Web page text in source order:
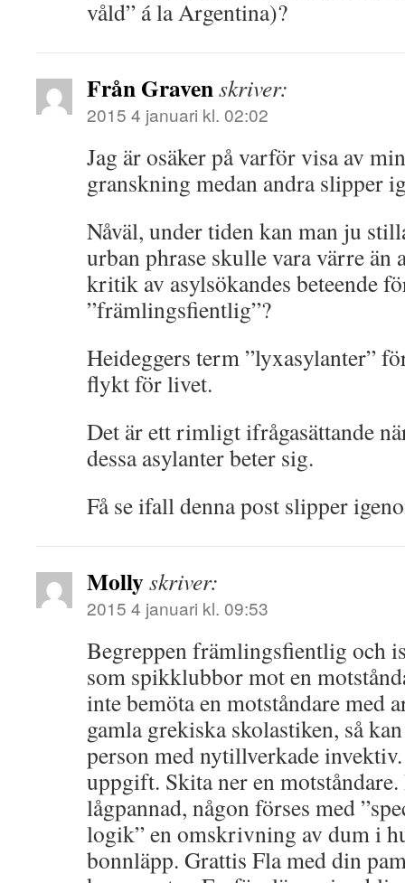
våld” á la Argentina)?
Från Gravenskriver:
2015 4 januari kl. 02:02
Jag är osäker på varför visa av
granskning medan andra slipper
Nåväl, under tiden kan man ju
urban phrase skulle vara värre än
kritik av asylsökandes beteende
”främlingsfientlig”?
Heideggers term ”lyxasylanter”
flykt för livet.
Det är ett rimligt ifrågasättande
dessa asylanter beter sig.
Få se ifall denna post slipper
Mollyskriver:
2015 4 januari kl. 09:53
Begreppen främlingsfientlig och
som spikklubbor mot en
inte bemöta en motståndare med
gamla grekiska skolastiken, så
person med nytillverkade
uppgift. Skita ner en
lågpannad, någon förses med
logik” en omskrivning av dum i
bonnläpp. Grattis Fla med din